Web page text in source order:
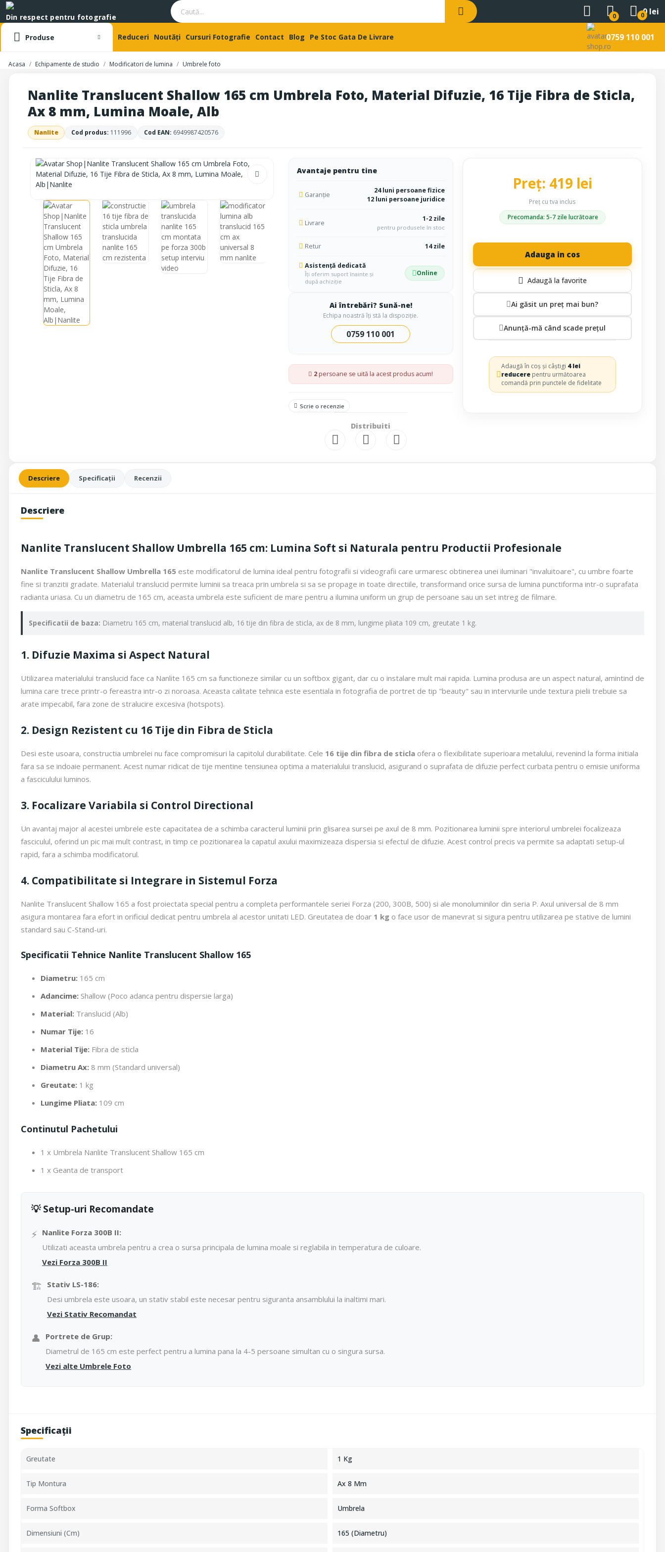
Din respect pentru fotografie 0 0 lei
0
Produse Reduceri Noutăți Cursuri Fotografie Contact Blog Pe Stoc Gata De Livrare 0759 110 001
Acasa Echipamente de studio Modificatori de lumina Umbrele foto
Nanlite Translucent Shallow 165 cm Umbrela Foto, Material Difuzie, 16 Tije Fibra de Sticla,
Ax 8 mm, Lumina Moale, Alb
Nanlite Cod produs: 111996 Cod EAN: 6949987420576
Avantaje pentru tine
Garanție
24 luni persoane fizice
12 luni persoane juridice
Livrare 1-2 zile
pentru produsele în stoc
Retur 14 zile
Asistență dedicată
Îți oferim suport înainte și
după achiziție
Online
Ai întrebări? Sună-ne!
Echipa noastră îți stă la dispoziție.
0759 110 001
2 persoane se uită la acest produs acum!
Scrie o recenzie
Distribuiti
Preț: 419 lei
Preț cu tva inclus
Precomanda: 5-7 zile lucrătoare
Adauga in cos
Ai găsit un preț mai bun?
Anunță-mă când scade prețul
Adaugă în coș și câștigi 4 lei
reducere pentru următoarea
comandă prin punctele de fidelitate
Descriere Specificații Recenzii
Descriere
Nanlite Translucent Shallow Umbrella 165 cm: Lumina Soft si Naturala pentru Productii Profesionale
Nanlite Translucent Shallow Umbrella 165 este modificatorul de lumina ideal pentru fotografii si videografii care urmaresc obtinerea unei iluminari "invaluitoare", cu umbre foarte
fine si tranzitii gradate. Materialul translucid permite luminii sa treaca prin umbrela si sa se propage in toate directiile, transformand orice sursa de lumina punctiforma intr-o suprafata
radianta uriasa. Cu un diametru de 165 cm, aceasta umbrela este suficient de mare pentru a ilumina uniform un grup de persoane sau un set intreg de filmare.
Specificatii de baza: Diametru 165 cm, material translucid alb, 16 tije din fibra de sticla, ax de 8 mm, lungime pliata 109 cm, greutate 1 kg.
1. Difuzie Maxima si Aspect Natural
Utilizarea materialului translucid face ca Nanlite 165 cm sa functioneze similar cu un softbox gigant, dar cu o instalare mult mai rapida. Lumina produsa are un aspect natural, amintind de
lumina care trece printr-o fereastra intr-o zi noroasa. Aceasta calitate tehnica este esentiala in fotografia de portret de tip "beauty" sau in interviurile unde textura pielii trebuie sa
arate impecabil, fara zone de stralucire excesiva (hotspots).
2. Design Rezistent cu 16 Tije din Fibra de Sticla
Desi este usoara, constructia umbrelei nu face compromisuri la capitolul durabilitate. Cele 16 tije din fibra de sticla ofera o flexibilitate superioara metalului, revenind la forma initiala
fara sa se indoaie permanent. Acest numar ridicat de tije mentine tensiunea optima a materialului translucid, asigurand o suprafata de difuzie perfect curbata pentru o emisie uniforma
a fasciculului luminos.
3. Focalizare Variabila si Control Directional
Un avantaj major al acestei umbrele este capacitatea de a schimba caracterul luminii prin glisarea sursei pe axul de 8 mm. Pozitionarea luminii spre interiorul umbrelei focalizeaza
fasciculul, oferind un pic mai mult contrast, in timp ce pozitionarea la capatul axului maximizeaza dispersia si efectul de difuzie. Acest control precis va permite sa adaptati setup-ul
rapid, fara a schimba modificatorul.
4. Compatibilitate si Integrare in Sistemul Forza
Nanlite Translucent Shallow 165 a fost proiectata special pentru a completa performantele seriei Forza (200, 300B, 500) si ale monoluminilor din seria P. Axul universal de 8 mm
asigura montarea fara efort in orificiul dedicat pentru umbrela al acestor unitati LED. Greutatea de doar 1 kg o face usor de manevrat si sigura pentru utilizarea pe stative de lumini
standard sau C-Stand-uri.
Specificatii Tehnice Nanlite Translucent Shallow 165
Diametru: 165 cm
Adancime: Shallow (Poco adanca pentru dispersie larga)
Material: Translucid (Alb)
Numar Tije: 16
Material Tije: Fibra de sticla
Diametru Ax: 8 mm (Standard universal)
Greutate: 1 kg
Lungime Pliata: 109 cm
Continutul Pachetului
1 x Umbrela Nanlite Translucent Shallow 165 cm
1 x Geanta de transport
💡 Setup-uri Recomandate
⚡ Nanlite Forza 300B II:
Utilizati aceasta umbrela pentru a crea o sursa principala de lumina moale si reglabila in temperatura de culoare.
Vezi Forza 300B II
🏗️
Stativ LS-186:
Desi umbrela este usoara, un stativ stabil este necesar pentru siguranta ansamblului la inaltimi mari.
Vezi Stativ Recomandat
👤
Portrete de Grup:
Diametrul de 165 cm este perfect pentru a lumina pana la 4-5 persoane simultan cu o singura sursa.
Vezi alte Umbrele Foto
Specificații
Greutate 1 Kg
Tip Montura Ax 8 Mm
Forma Softbox Umbrela
Dimensiuni (cm) 165 (Diametru)